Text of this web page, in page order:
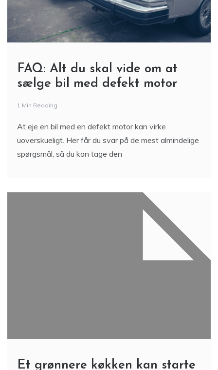
FAQ: Alt du skal vide om at
sælge bil med defekt motor
1 Min Reading
At eje en bil med en defekt motor kan virke
uoverskueligt. Her får du svar på de mest almindelige
spørgsmål, så du kan tage den
Et grønnere køkken kan starte